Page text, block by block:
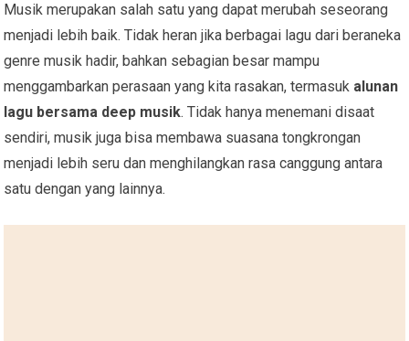
Musik merupakan salah satu yang dapat merubah seseorang
menjadi lebih baik. Tidak heran jika berbagai lagu dari beraneka
genre musik hadir, bahkan sebagian besar mampu
menggambarkan perasaan yang kita rasakan, termasuk alunan
lagu bersama deep musik. Tidak hanya menemani disaat
sendiri, musik juga bisa membawa suasana tongkrongan
menjadi lebih seru dan menghilangkan rasa canggung antara
satu dengan yang lainnya.